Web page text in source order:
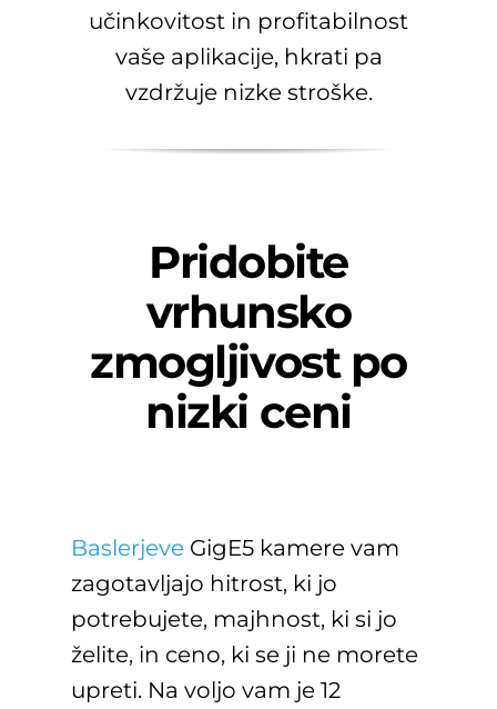
učinkovitost in profitabilnost
vaše aplikacije, hkrati pa
vzdržuje nizke stroške.
Pridobite
vrhunsko
zmogljivost po
nizki ceni
BaslerjeveGigE5 kamere vam
zagotavljajo hitrost, ki jo
potrebujete, majhnost, ki si jo
želite, in ceno, ki se ji ne morete
upreti. Na voljo vam je 12